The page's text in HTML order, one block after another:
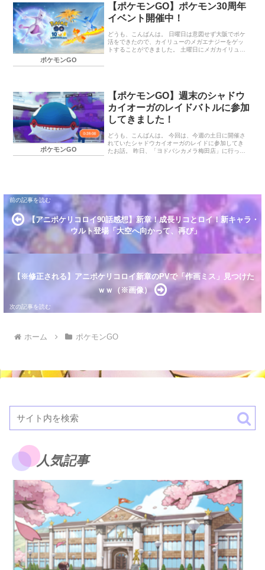
イベント期間 イベントボーナス 終わりに… 「ダイ
マックスイーブイ」の「マックスバトルウィークエ
ンド」 イベント期間 2025年11月21日（金）6：00
クス…
ポケモンGO
【ポケモンGO】ポケモン30周年
イベント開催中！
どうも、こんばんは。 日曜日は意図せず大阪でポケ
活をできたので、カイリューのメガエナジーをゲッ
トすることができました。 土曜日にメガカイリュー
なっており、とても運が良ければ、「フリーザー」
「サンダー」「ファイヤー」とも出会えるそうで
す。 周辺を散歩して、出現してくれたらラッキー程
度の心持でいこうと思います。 ポケモン30周年イベ
ント イベント期間 野生で出会える…
ポケモンGO
【ポケモンGO】週末のシャドウ
カイオーガのレイドバトルに参加
してきました！
どうも、こんばんは。 今回は、今週の土日に開催さ
れていたシャドウカイオーガのレイドに参加してき
たお話。 昨日、「ヨドバシカメラ梅田店」に行った
カイオーガゲット！ 個体値はいつもながら残念な結
果でした。色違いも出ず…。 ちなみに、本日日曜日
は家でゴロゴロしておりました。 終わりに… 本日で
長期休暇が終わると思うと、かなり憂鬱になってき
ました…。 ランキング参加中ポ…
【アニポケリコロイ90話感想】新章！成長リコとロイ！新キャラ・
ウルト登場「大空へ向かって、再び」
【※修正される】アニポケリコロイ新章のPVで「作画ミス」見つけた
ｗｗ（※画像）
ホーム ポケモンGO
人気記事